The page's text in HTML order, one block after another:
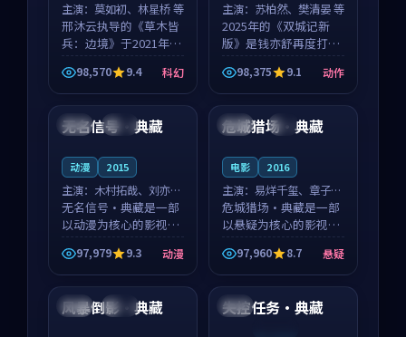
主演： 莫如初、林星桥 等
邢沐云执导的《草木皆
兵：边境》于2021年面
世，泰国的城市气质与
校园青春的人物心境共
同构筑了影片基调。莫
如初、林星桥用细腻的
表演撑起整部科幻电
98,570 9.4 科幻
主演： 苏柏然、樊清晏 等
2025年的《双城记新
版》是钱亦舒再度打磨
的动作佳作。中国大陆
的取景与沙漠探险的氛
围相互成就，苏柏然与
樊清晏的对手戏自然克
制，让整部影片在悬念
98,375 9.1 动作
泰国 完结
无名信号·典藏
动漫 2015
主演： 木村拓哉、刘亦菲
等
无名信号·典藏是一部
以动漫为核心的影视作
品，围绕危机、反转与
人物成长展开，整体节
奏紧凑，值得推荐观
看。
97,979 9.3 动漫
美国 4K
危城猎场·典藏
电影 2016
主演： 易烊千玺、章子怡
等
危城猎场·典藏是一部
以悬疑为核心的影视作
品，围绕危机、反转与
人物成长展开，整体节
奏紧凑，值得推荐观
看。
97,960 8.7 悬疑
中国 热播
风暴倒影·典藏
日本
失控任务·典藏